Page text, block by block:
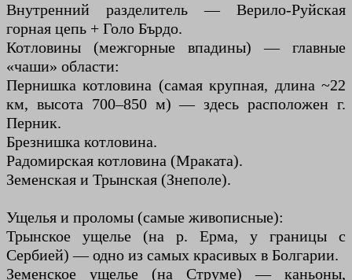
Внутренний разделитель — Верило-Руйская
горная цепь + Голо Бърдо.
Котловины (межгорные впадины) — главные
«чаши» области:
Пернишка котловина (самая крупная, длина ~22
км, высота 700–850 м) — здесь расположен г.
Перник.
Брезнишка котловина.
Радомирская котловина (Мраката).
Земенская и Трынская (Знеполе).
Ущелья и проломы (самые живописные):
Трынское ущелье (на р. Ерма, у границы с
Сербией) — одно из самых красивых в Болгарии.
Земенское ущелье (на Струме) — каньоны,